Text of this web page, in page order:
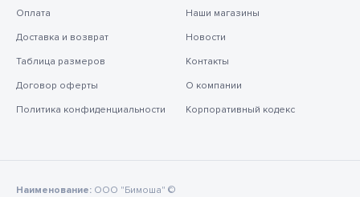
Оплата
Доставка и возврат
Таблица размеров
Договор оферты
Политика конфиденциальности
Наши магазины
Новости
Контакты
О компании
Корпоративный кодекс
Наименование: ООО "Бимоша" ©